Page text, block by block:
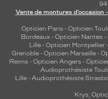
94
Vente de montures
Opticien Paris - Opticien
Bordeaux- Opticien Nantes -
Lille - Opticien Montpellier -
Grenoble - Opticien Marseille -
Reims - Opticien Angers -
Audioprothésiste
Lille- Audioprothésiste
Krys,